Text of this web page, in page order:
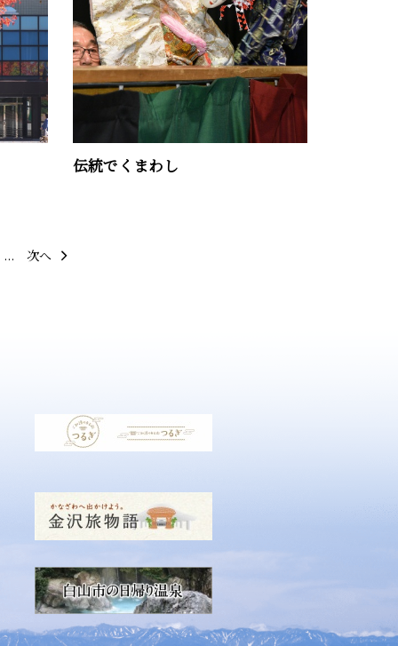
伝統でくまわし
... 次へ